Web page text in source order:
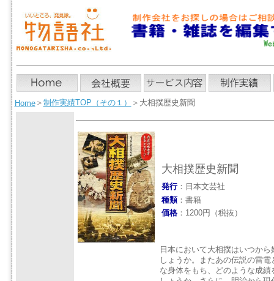
Home＞ 制作実績TOP（その１） ＞大相撲歴史新聞
大相撲歴史新聞
発行：日本文芸社
種類：書籍
価格：1200円（税抜）
日本において大相撲はいつから
しょうか。またあの伝説の雷電
な身体をもち、どのような成績